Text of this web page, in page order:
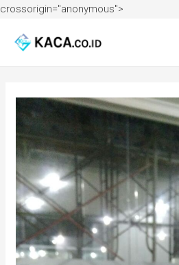
crossorigin="anonymous">